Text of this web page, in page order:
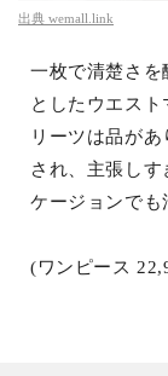
出典 wemall.link
一枚で清楚さを
としたウエス
リーツは品が
され、主張し
ケージョンでも
(ワンピース